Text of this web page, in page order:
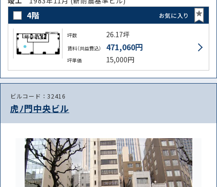
4階 お気に入り
坪数 26.17坪
賃料（共益費込） 471,060円
坪単価 15,000円
ビルコード：32416
虎ﾉ門中央ビル